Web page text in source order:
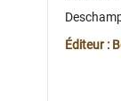
Éditeur :